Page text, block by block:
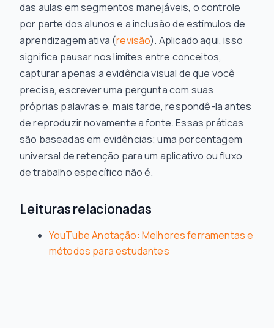
das aulas em segmentos manejáveis, o controle
por parte dos alunos e a inclusão de estímulos de
aprendizagem ativa (revisão). Aplicado aqui, isso
significa pausar nos limites entre conceitos,
capturar apenas a evidência visual de que você
precisa, escrever uma pergunta com suas
próprias palavras e, mais tarde, respondê-la antes
de reproduzir novamente a fonte. Essas práticas
são baseadas em evidências; uma porcentagem
universal de retenção para um aplicativo ou fluxo
de trabalho específico não é.
Leituras relacionadas
YouTube Anotação: Melhores ferramentas e
métodos para estudantes